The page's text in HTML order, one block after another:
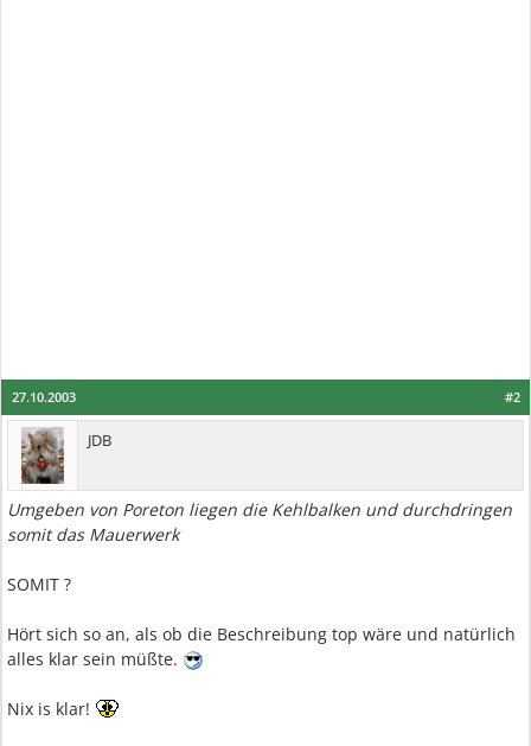
#2
27.10.2003
JDB
Umgeben von Poreton liegen die Kehlbalken und durchdringen
somit das Mauerwerk
SOMIT ?
Hört sich so an, als ob die Beschreibung top wäre und natürlich
alles klar sein müßte.
Nix is klar!